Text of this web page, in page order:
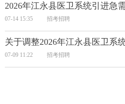
2026年江永县医卫系统引进急
07-14 15:35 招考招聘
关于调整2026年江永县医卫系
07-09 11:22 招考招聘